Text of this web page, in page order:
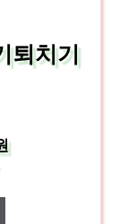
퇴치기